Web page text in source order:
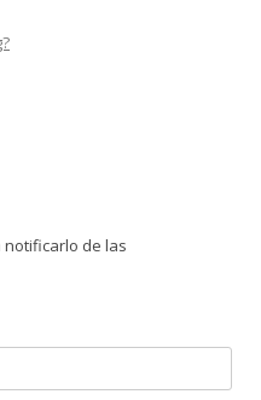
de las